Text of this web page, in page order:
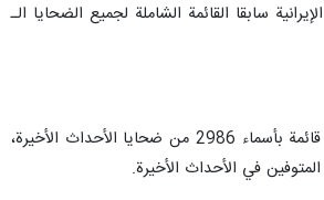
سابقا القائمة الشاملة لجميع الضحايا الـ
وافادت ارنا، ان مكتب رئاسة الجمهورية الايرانية، قد أصدر سابقا بيانا بناء على سياسة الشفافية والمساءلة، وبإيعاز وتوجيه من الرئيس بزشكيان، قائمة بأسماء 2986 من ضحايا الأحداث الأخيرة،